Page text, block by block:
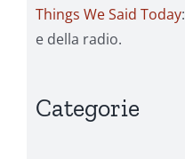
Things We Said Today
e della radio.
Categorie